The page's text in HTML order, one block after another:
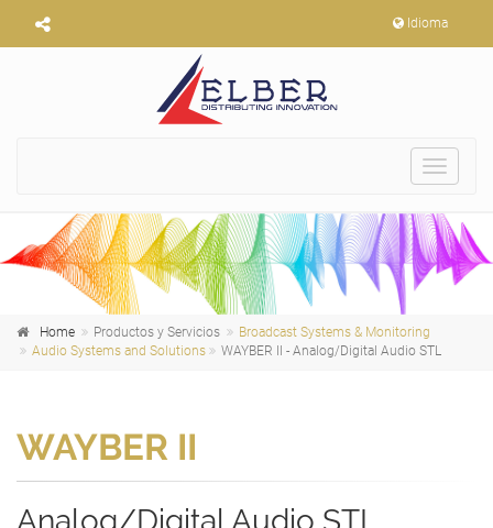
Idioma
Toggle
Home Productos y Servicios
Broadcast Systems & Monitoring
Audio Systems and Solutions
WAYBER II - Analog/Digital Audio STL
WAYBER II